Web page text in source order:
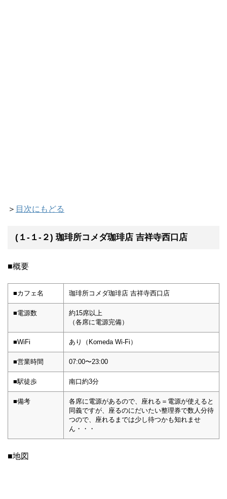
＞ 目次にもどる
(１-１-２) 珈琲所コメダ珈琲店 吉祥寺西口店
■概要
■カフェ名 珈琲所コメダ珈琲店 吉祥寺西口店
■電源数
約15席以上
（各席に電源完備）
■WiFi あり（Komeda Wi-Fi）
■営業時間 07:00〜23:00
■駅徒歩 南口約3分
■備考
各席に電源があるので、座れる＝電源が使えると
同義ですが、座るのにだいたい整理券で数人分待
つので、座れるまでは少し待つかも知れませ
ん・・・
■地図